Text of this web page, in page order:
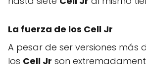
La fuerza de los Cell Jr
A pesar de ser versiones más
los Cell Jr son